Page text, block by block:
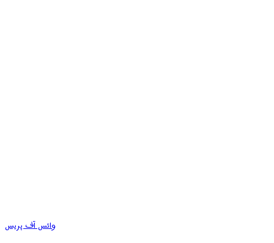
وائس آف پریس